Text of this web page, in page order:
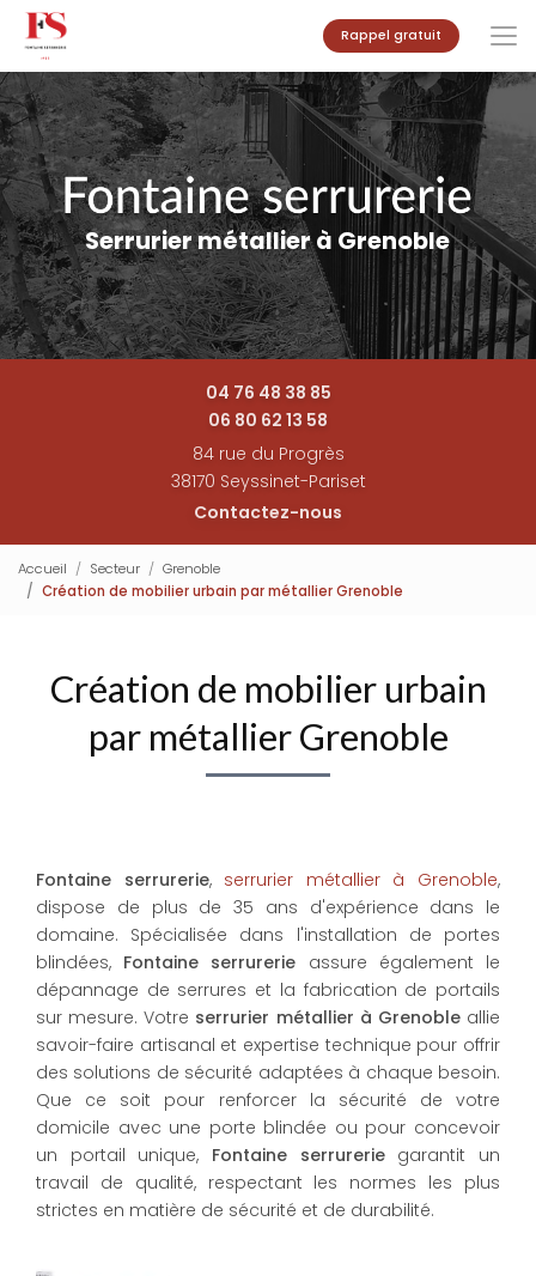
Aller
contenu
principal
Rappel gratuit
Serrurier métallier à Grenoble
04 76 48 38 85
06 80 62 13 58
84 rue du Progrès
38170 Seyssinet-Pariset
Contactez-nous
Accueil Secteur
Grenoble
Création de mobilier urbain par métallier Grenoble
Création de mobilier urbain
par métallier Grenoble
Fontaine serrurerie, serrurier métallier à Grenoble,
dispose de plus de 35 ans d'expérience dans le
domaine. Spécialisée dans l'installation de portes
blindées, Fontaine serrurerie assure également le
dépannage de serrures et la fabrication de portails
sur mesure. Votre serrurier métallier à Grenobleallie
savoir-faire artisanal et expertise technique pour offrir
des solutions de sécurité adaptées à chaque besoin.
Que ce soit pour renforcer la sécurité de votre
domicile avec une porte blindée ou pour concevoir
un portail unique, Fontaine serrureriegarantit un
travail de qualité, respectant les normes les plus
strictes en matière de sécurité et de durabilité.